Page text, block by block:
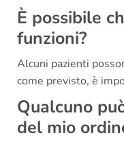
È possibile
funzioni?
Alcuni pazienti
come previsto, è
Qualcuno
del mio